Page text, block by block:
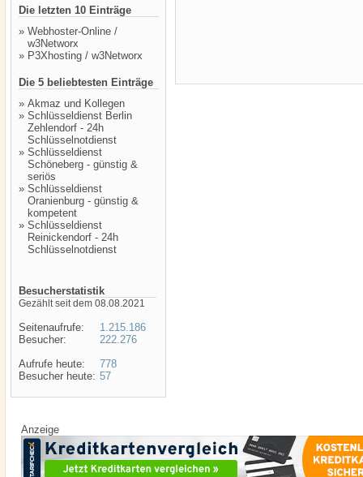
Die letzten 10 Einträge
» Webhoster-Online /
w3Networx
» P3Xhosting / w3Networx
Die 5 beliebtesten Einträge
» Akmaz und Kollegen
» Schlüsseldienst Berlin
Zehlendorf - 24h
Schlüsselnotdienst
» Schlüsseldienst
Schöneberg - günstig &
seriös
» Schlüsseldienst
Oranienburg - günstig &
kompetent
» Schlüsseldienst
Reinickendorf - 24h
Schlüsselnotdienst
Besucherstatistik
Gezählt seit dem 08.08.2021
Seitenaufrufe:
Besucher:
Aufrufe heute:
Besucher heute:
1.215.186
222.276
778
57
Anzeige